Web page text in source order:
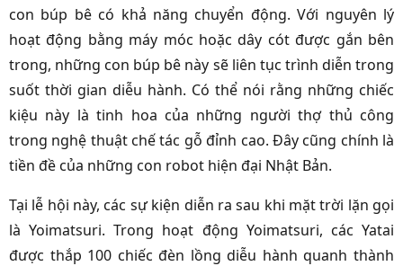
con búp bê có khả năng chuyển động. Với nguyên lý
hoạt động bằng máy móc hoặc dây cót được gắn bên
trong, những con búp bê này sẽ liên tục trình diễn trong
suốt thời gian diễu hành. Có thể nói rằng những chiếc
kiệu này là tinh hoa của những người thợ thủ công
trong nghệ thuật chế tác gỗ đỉnh cao. Đây cũng chính là
tiền đề của những con robot hiện đại Nhật Bản.
Tại lễ hội này, các sự kiện diễn ra sau khi mặt trời lặn gọi
là Yoimatsuri. Trong hoạt động Yoimatsuri, các Yatai
được thắp 100 chiếc đèn lồng diễu hành quanh thành